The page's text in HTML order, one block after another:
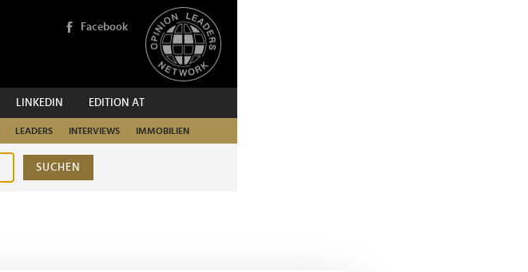
Facebook
LINKEDIN EDITION AT
LEADERS INTERVIEWS IMMOBILIEN
SUCHEN